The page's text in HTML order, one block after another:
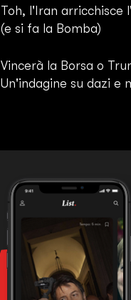
Toh, l'Iran arricchisce
(e si fa la Bomba)
Vincerà la Borsa o
Un'indagine su dazi e